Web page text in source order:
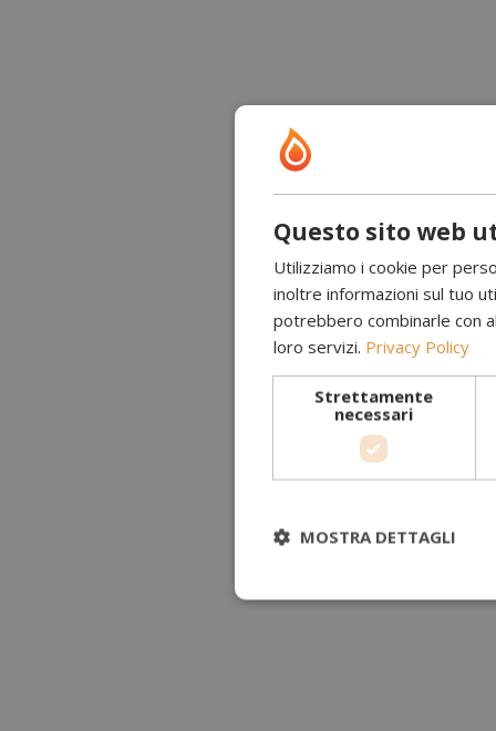
Questo sito web
Utilizziamo i cookie per
inoltre informazioni sul tuo
potrebbero combinarle con
loro servizi. Privacy Policy
Strettamente
necessari
MOSTRA DETTAGLI